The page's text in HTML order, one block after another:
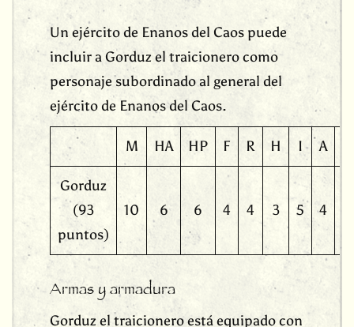
Un ejército de Enanos del Caos puede
incluir a Gorduz el traicionero como
personaje subordinado al general del
ejército de Enanos del Caos.
M HA HP F R H I A
Gorduz
(93
puntos)
10 6 6 4 4 3 5 4
Armas y armadura
Gorduz el traicionero está equipado con